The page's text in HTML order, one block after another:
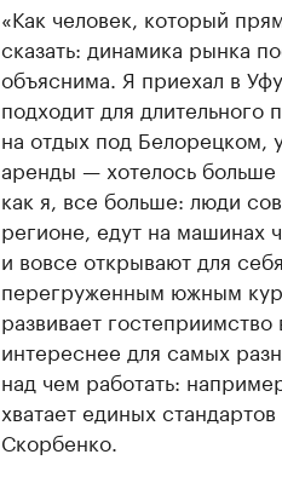
«Как человек, который
сказать: динамика рынка
объяснима. Я приехал в
подходит для длительного
на отдых под Белорецком,
аренды — хотелось больше
как я, все больше: люди
регионе, едут на машинах
и вовсе открывают для
перегруженным южным
развивает
интереснее для самых
над чем работать:
хватает единых
Скорбенко.